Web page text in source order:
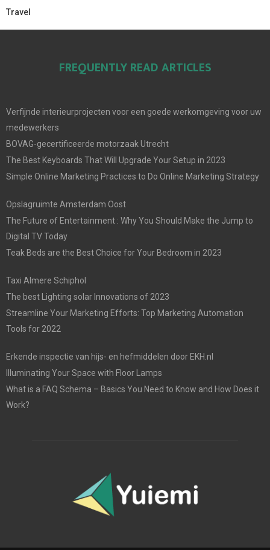
Travel
FREQUENTLY READ ARTICLES
Verfijnde interieurprojecten voor een goede werkomgeving voor uw
medewerkers
BOVAG-gecertificeerde motorzaak Utrecht
The Best Keyboards That Will Upgrade Your Setup in 2023
Simple Online Marketing Practices to Do Online Marketing Strategy
Opslagruimte Amsterdam Oost
The Future of Entertainment : Why You Should Make the Jump to
Digital TV Today
Teak Beds are the Best Choice for Your Bedroom in 2023
Taxi Almere Schiphol
The best Lighting solar Innovations of 2023
Streamline Your Marketing Efforts: Top Marketing Automation
Tools for 2022
Erkende inspectie van hijs- en hefmiddelen door EKH.nl
Illuminating Your Space with Floor Lamps
What is a FAQ Schema – Basics You Need to Know and How Does it
Work?